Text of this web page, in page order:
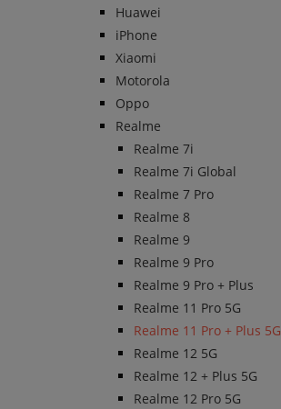
Huawei
iPhone
Xiaomi
Motorola
Oppo
Realme
Realme 7i
Realme 7i Global
Realme 7 Pro
Realme 8
Realme 9
Realme 9 Pro
Realme 9 Pro + Plus
Realme 11 Pro 5G
Realme 11 Pro + Plus 5G
Realme 12 5G
Realme 12 + Plus 5G
Realme 12 Pro 5G